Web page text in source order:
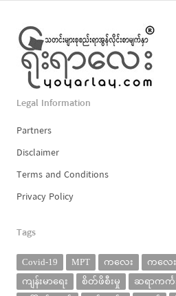
Legal Information
Partners
Disclaimer
Terms and Conditions
Privacy Policy
Tags
Covid-19 MPT ကလေး ကလေ
ကျန်းမာရေး
စိတ်ဖိစီးမှု ဆရာကင်္